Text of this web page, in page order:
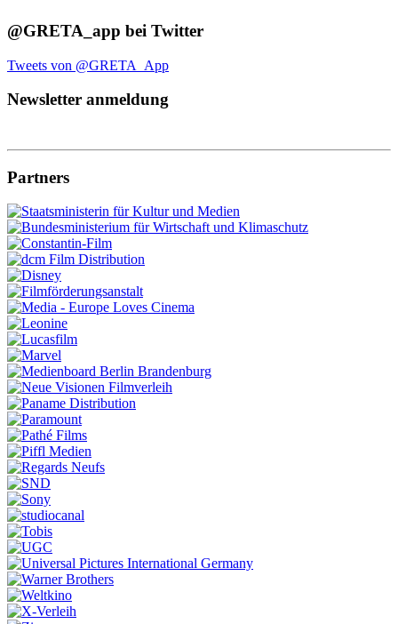
@GRETA_app bei Twitter
Tweets von @GRETA_App
Newsletter anmeldung
Partners